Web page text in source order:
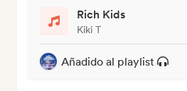
Rich Kids
Kiki T
Añadido al playlist